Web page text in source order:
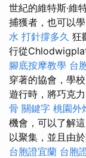
世紀的維特斯·維
捕獲者，也可以
水 打針撐多久 狂
行從
腳底按摩教學 台
穿著的協會，學
遊行時，將巧克
骨 關鍵字 桃園外
機會，可以了解
以聚集，並且由
台胞證宜蘭 台胞